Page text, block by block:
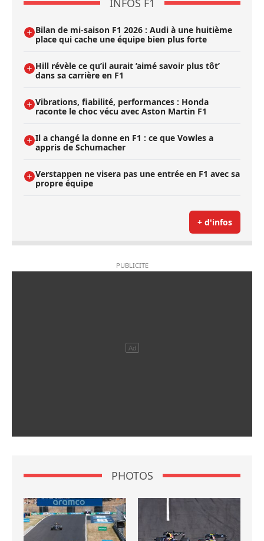
Bilan de mi-saison F1 2026 : Audi à une huitième
place qui cache une équipe bien plus forte
Hill révèle ce qu’il aurait ’aimé savoir plus tôt’
dans sa carrière en F1
Vibrations, fiabilité, performances : Honda
raconte le choc vécu avec Aston Martin F1
Il a changé la donne en F1 : ce que Vowles a
appris de Schumacher
Verstappen ne visera pas une entrée en F1 avec sa
propre équipe
+ d'infos
PHOTOS